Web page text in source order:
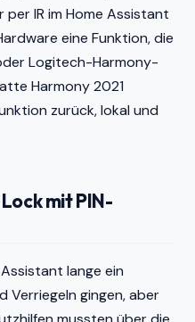
per IR im Home Assistant
eine Funktion, die
Logitech-Harmony-
Harmony 2021
zurück, lokal und
mit PIN-
lange ein
Verriegeln gingen, aber